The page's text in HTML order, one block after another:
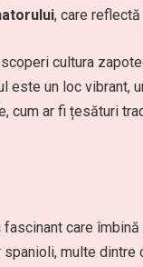
, care
cultura
este un loc
cum ar fi țesături
care
multe